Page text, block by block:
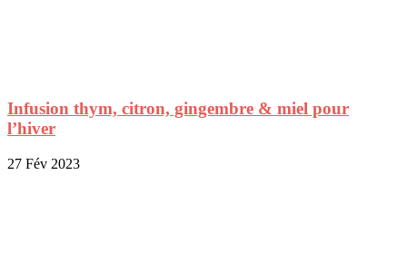
Infusion thym, citron, gingembre & miel pour
l’hiver
27 Fév 2023